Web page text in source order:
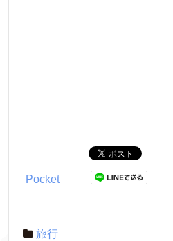
Pocket
旅行